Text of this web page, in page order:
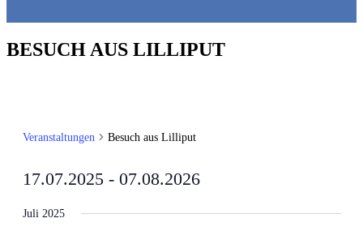
BESUCH AUS LILLIPUT
Veranstaltungen Besuch aus Lilliput
17.07.2025 - 07.08.2026
wählen.
Juli 2025